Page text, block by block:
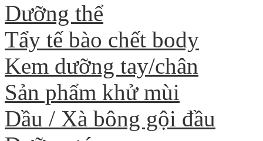
Dưỡng thể
Tẩy tế bào chết body
Kem dưỡng tay/chân
Sản phẩm khử mùi
Dầu / Xà bông gội đầu